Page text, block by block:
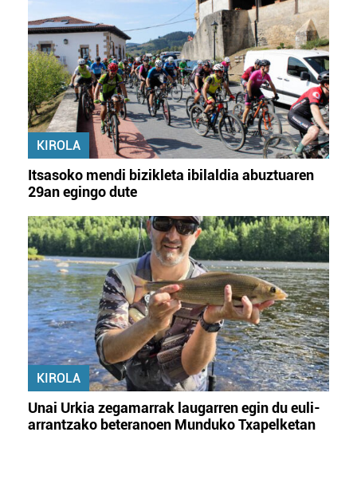
KIROLA
Itsasoko mendi bizikleta ibilaldia abuztuaren
29an egingo dute
KIROLA
Unai Urkia zegamarrak laugarren egin du euli-
arrantzako beteranoen Munduko Txapelketan